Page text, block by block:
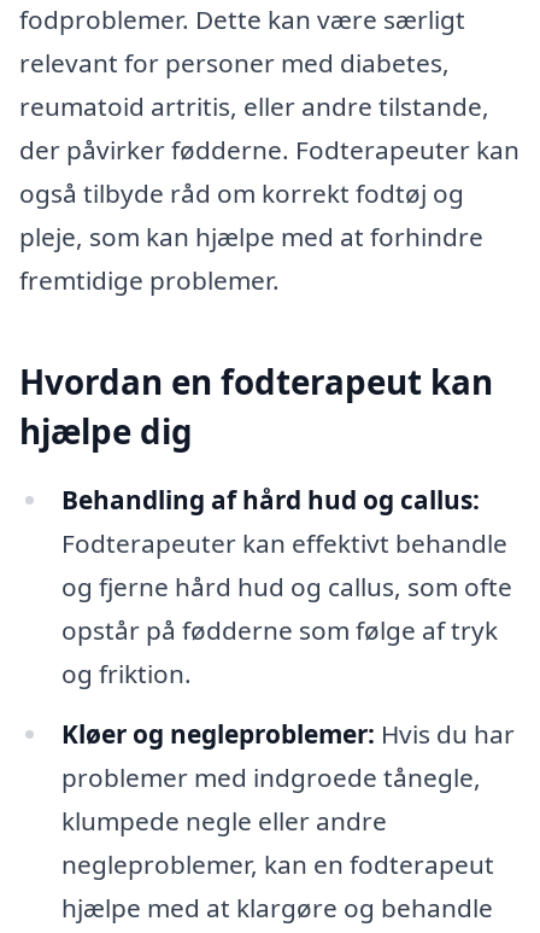
fodproblemer. Dette kan være særligt
relevant for personer med diabetes,
reumatoid artritis, eller andre tilstande,
der påvirker fødderne. Fodterapeuter kan
også tilbyde råd om korrekt fodtøj og
pleje, som kan hjælpe med at forhindre
fremtidige problemer.
Hvordan en fodterapeut kan
hjælpe dig
Behandling af hård hud og callus:
Fodterapeuter kan effektivt behandle
og fjerne hård hud og callus, som ofte
opstår på fødderne som følge af tryk
og friktion.
Kløer og negleproblemer: Hvis du har
problemer med indgroede tånegle,
klumpede negle eller andre
negleproblemer, kan en fodterapeut
hjælpe med at klargøre og behandle